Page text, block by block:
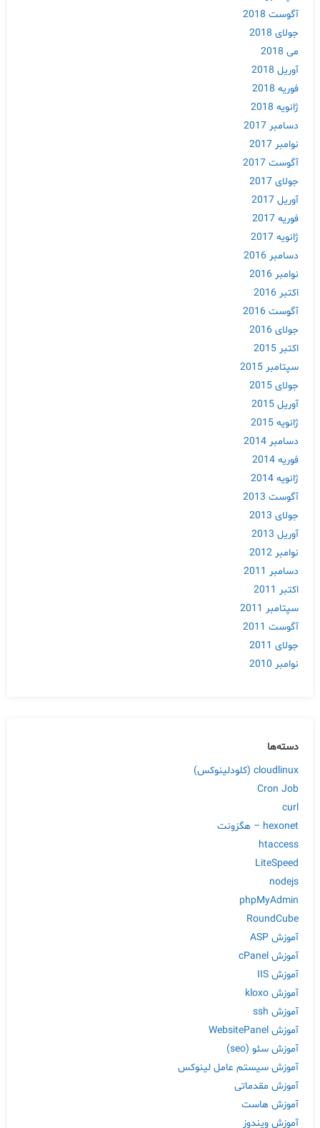
آگوست 2018
جولای 2018
می 2018
آوریل 2018
فوریه 2018
ژانویه 2018
دسامبر 2017
نوامبر 2017
آگوست 2017
جولای 2017
آوریل 2017
فوریه 2017
ژانویه 2017
دسامبر 2016
نوامبر 2016
اکتبر 2016
آگوست 2016
جولای 2016
اکتبر 2015
سپتامبر 2015
جولای 2015
آوریل 2015
ژانویه 2015
دسامبر 2014
فوریه 2014
ژانویه 2014
آگوست 2013
جولای 2013
آوریل 2013
نوامبر 2012
دسامبر 2011
اکتبر 2011
سپتامبر 2011
آگوست 2011
جولای 2011
نوامبر 2010
دسته‌ها
cloudlinux (کلودلینوکس)
Cron Job
curl
hexonet – هگزونت
htaccess
LiteSpeed
nodejs
phpMyAdmin
RoundCube
آموزش ASP
آموزش cPanel
آموزش IIS
آموزش kloxo
آموزش ssh
آموزش WebsitePanel
آموزش سئو (seo)
آموزش سیستم عامل لینوکس
آموزش مقدماتی
آموزش هاست
آموزش ویندوز